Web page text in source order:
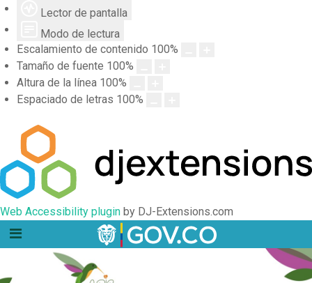
Lector de pantalla
Modo de lectura
Escalamiento de contenido 100%
Tamaño de fuente 100%
Altura de la línea 100%
Espaciado de letras 100%
Web Accessibility plugin by DJ-Extensions.com